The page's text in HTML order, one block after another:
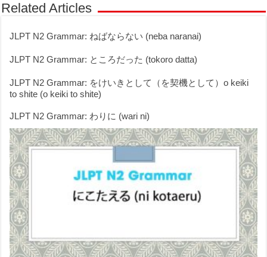
Related Articles
JLPT N2 Grammar: ねばならない (neba naranai)
JLPT N2 Grammar: ところだった (tokoro datta)
JLPT N2 Grammar: をけいきとして（を契機として）o keiki
to shite (o keiki to shite)
JLPT N2 Grammar: わりに (wari ni)